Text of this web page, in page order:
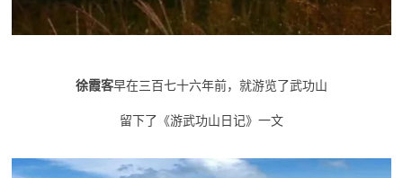
徐霞客早在三百七十六年前，就游览了武功山
留下了《游武功山日记》一文